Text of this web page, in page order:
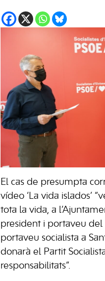
El cas de presumpta
vídeo ‘La vida islados’
tota la vida, a
president i portaveu del
portaveu socialista a
donarà el Partit
responsabilitats”.